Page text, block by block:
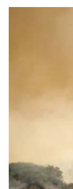
Altrecose